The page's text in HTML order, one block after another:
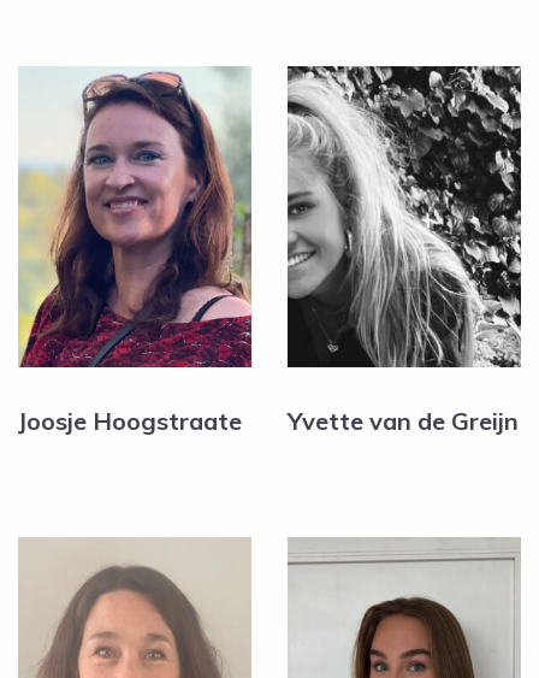
Joosje Hoogstraate Yvette van de Greijn